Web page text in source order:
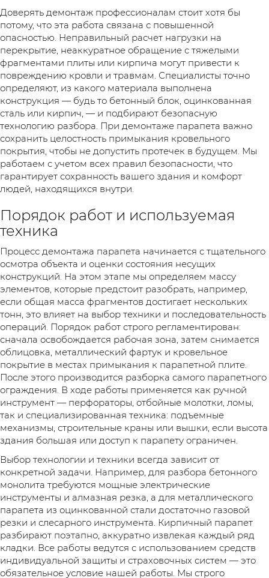
Доверять демонтаж профессионалам стоит хотя бы
потому, что эта работа связана с повышенной
опасностью. Неправильный расчет нагрузки на
перекрытие, неаккуратное обращение с тяжелыми
фрагментами плиты или кирпича могут привести к
повреждению кровли и травмам. Специалисты точно
определяют, из какого материала выполнена
конструкция — будь то бетонный блок, оцинкованная
сталь или кирпич, — и подбирают безопасную
технологию разбора. При демонтаже парапета важно
сохранить целостность примыкания кровельного
покрытия, чтобы не допустить протечек в будущем. Мы
работаем с учетом всех правил безопасности, что
гарантирует сохранность вашего здания и комфорт
людей, находящихся внутри.
Порядок работ и используемая
техника
Процесс демонтажа парапета начинается с тщательного
осмотра объекта и оценки состояния несущих
конструкций. На этом этапе мы определяем массу
элементов, которые предстоит разобрать, например,
если общая масса фрагментов достигает нескольких
тонн, это влияет на выбор техники и последовательность
операций. Порядок работ строго регламентирован:
сначала освобождается рабочая зона, затем снимается
облицовка, металлический фартук и кровельное
покрытие в местах примыкания к парапетной плите.
После этого производится разборка самого парапетного
ограждения. В ходе работы применяется как ручной
инструмент — перфораторы, отбойные молотки, ломы,
так и специализированная техника: подъемные
механизмы, строительные краны или вышки, если высота
здания большая или доступ к парапету ограничен.
Выбор технологии и техники всегда зависит от
конкретной задачи. Например, для разбора бетонного
монолита требуются мощные электрические
инструменты и алмазная резка, а для металлического
парапета из оцинкованной стали достаточно газовой
резки и слесарного инструмента. Кирпичный парапет
разбирают поэтапно, аккуратно извлекая каждый ряд
кладки. Все работы ведутся с использованием средств
индивидуальной защиты и страховочных систем — это
обязательное условие нашей работы. Мы строго